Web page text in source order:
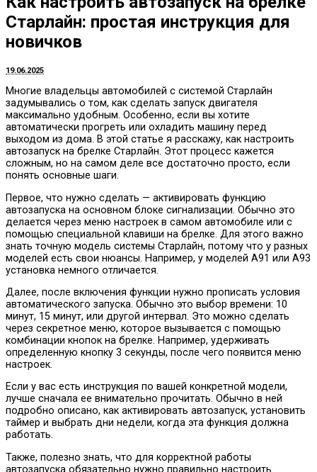
Старлайн: простая инструкция для
новичков
19.06.2025
Многие владельцы автомобилей с системой Старлайн
задумывались о том, как сделать запуск двигателя
максимально удобным. Особенно, если вы хотите
автоматически прогреть или охладить машину перед
выходом из дома. В этой статье я расскажу, как настроить
автозапуск на брелке Старлайн. Этот процесс кажется
сложным, но на самом деле все достаточно просто, если
понять основные шаги.
Первое, что нужно сделать — активировать функцию
автозапуска на основном блоке сигнализации. Обычно это
делается через меню настроек в самом автомобиле или с
помощью специальной клавиши на брелке. Для этого важно
знать точную модель системы Старлайн, потому что у разных
моделей есть свои нюансы. Например, у моделей A91 или A93
установка немного отличается.
Далее, после включения функции нужно прописать условия
автоматического запуска. Обычно это выбор времени: 10
минут, 15 минут, или другой интервал. Это можно сделать
через секретное меню, которое вызывается с помощью
комбинации кнопок на брелке. Например, удерживать
определенную кнопку 3 секунды, после чего появится меню
настроек.
Если у вас есть инструкция по вашей конкретной модели,
лучше сначала ее внимательно прочитать. Обычно в ней
подробно описано, как активировать автозапуск, установить
таймер и выбрать дни недели, когда эта функция должна
работать.
Также, полезно знать, что для корректной работы
автозапуска обязательно нужно правильно настроить